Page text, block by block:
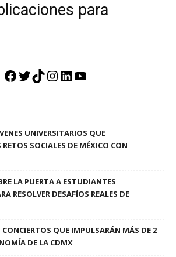
para
Facebook
Twitter
TikTok
Instagram
LinkedIn
YouTube
UNIVERSITARIOS QUE
SOCIALES DE MÉXICO CON
LA PUERTA A ESTUDIANTES
RESOLVER DESAFÍOS REALES DE
CONCIERTOS QUE IMPULSARÁN MÁS DE 2
DE LA CDMX